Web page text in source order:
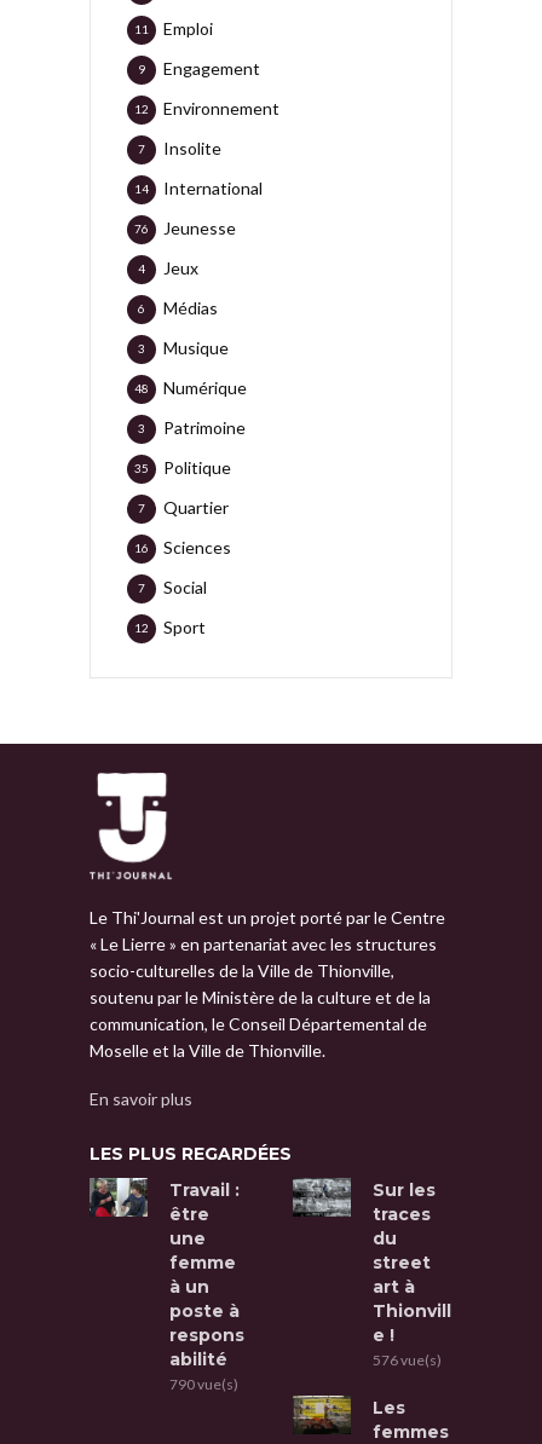
Emploi
11
Engagement
9
Environnement
12
Insolite
7
International
14
Jeunesse
76
Jeux
4
Médias
6
Musique
3
Numérique
48
Patrimoine
3
Politique
35
Quartier
7
Sciences
16
Social
7
Sport
12
Le Thi'Journal est un projet porté par le Centre
« Le Lierre » en partenariat avec les structures
socio-culturelles de la Ville de Thionville,
soutenu par le Ministère de la culture et de la
communication, le Conseil Départemental de
Moselle et la Ville de Thionville.
En savoir plus
LES PLUS REGARDÉES
Travail :
être
une
femme
à un
poste à
respons
abilité
790 vue(s)
Sur les
traces
du
street
art à
Thionvill
e !
576 vue(s)
Les
femmes